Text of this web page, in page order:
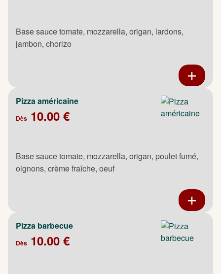
Base sauce tomate, mozzarella, origan, lardons,
jambon, chorizo
Pizza américaine
Dès 10.00 €
Base sauce tomate, mozzarella, origan, poulet fumé,
oignons, crème fraîche, oeuf
Pizza barbecue
Dès 10.00 €